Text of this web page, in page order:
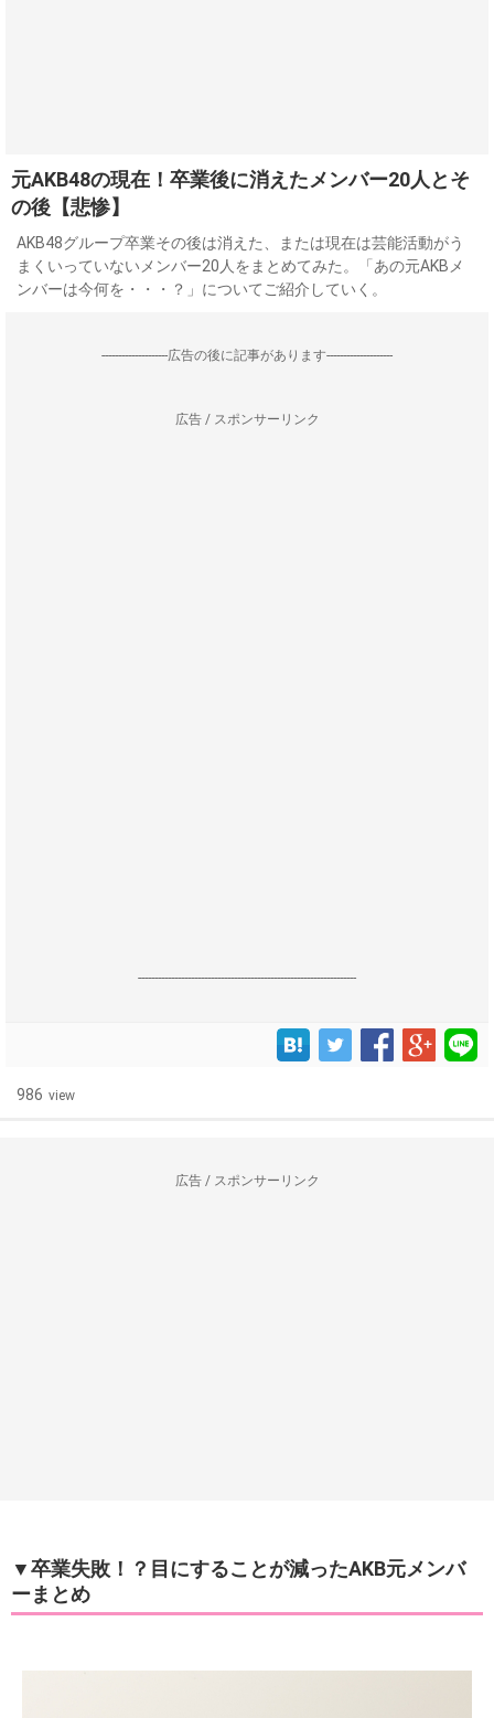
元AKB48の現在！卒業後に消えたメンバー20人とそ
の後【悲惨】
AKB48グループ卒業その後は消えた、または現在は芸能活動がう
まくいっていないメンバー20人をまとめてみた。「あの元AKBメ
ンバーは今何を・・・？」についてご紹介していく。
--------------------広告の後に記事があります--------------------
広告 / スポンサーリンク
------------------------------------------------------------------
986 view
広告 / スポンサーリンク
▼卒業失敗！？目にすることが減ったAKB元メンバ
ーまとめ